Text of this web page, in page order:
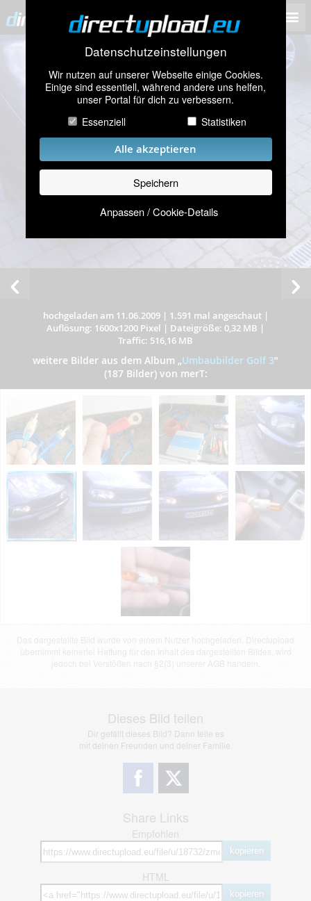
Datenschutzeinstellungen
Wir nutzen auf unserer Webseite einige Cookies.
Einige sind essentiell, während andere uns helfen,
unser Portal für dich zu verbessern.
Essenziell
Statistiken
Alle akzeptieren
Speichern
Anpassen / Cookie-Details
hochgeladen am 11.06.2009| 1.591 mal angeschaut|
Auflösung: 1600x1200 Pixel | Dateigröße: 0,32 MB |
Traffic: 516,16 MB
weitere Bilder aus dem Album „Umbaubilder Golf 3”
(187 Bilder) von merT:
Dieses Bild teilen
Dir gefällt dieses Bild? Dann teile es
mit deinen Freunden und deiner Familie.
Share Links
Empfohlen
kopieren
HTML
kopieren